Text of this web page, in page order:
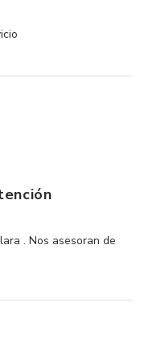
. Nos asesoran de
Atención personalizada y